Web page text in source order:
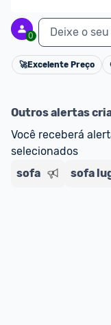
0 Deixe o
🚀Excelente Preço
Outros alertas
Você receberá
selecionados
sofa
sofa